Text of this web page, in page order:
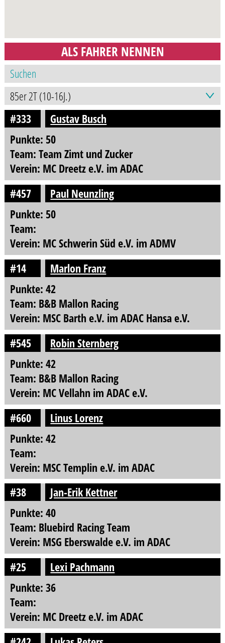
ALS FAHRER NENNEN
#333
Gustav Busch
Punkte: 50
Team: Team Zimt und Zucker
Verein: MC Dreetz e.V. im ADAC
#457
Paul Neunzling
Punkte: 50
Team:
Verein: MC Schwerin Süd e.V. im ADMV
#14
Marlon Franz
Punkte: 42
Team: B&B Mallon Racing
Verein: MSC Barth e.V. im ADAC Hansa e.V.
#545
Robin Sternberg
Punkte: 42
Team: B&B Mallon Racing
Verein: MC Vellahn im ADAC e.V.
#660
Linus Lorenz
Punkte: 42
Team:
Verein: MSC Templin e.V. im ADAC
#38
Jan-Erik Kettner
Punkte: 40
Team: Bluebird Racing Team
Verein: MSG Eberswalde e.V. im ADAC
#25
Lexi Pachmann
Punkte: 36
Team:
Verein: MC Dreetz e.V. im ADAC